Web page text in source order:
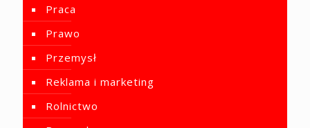
Praca
Prawo
Przemysł
Reklama i marketing
Rolnictwo